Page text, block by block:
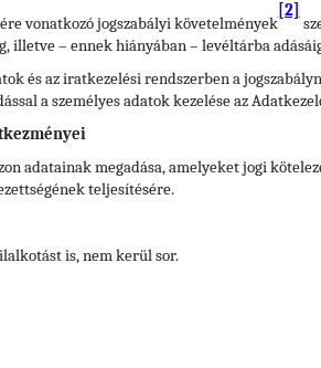
vonatkozó jogszabályi követelmények
[2]
– ennek hiányában – levéltárba
és az iratkezelési rendszerben a
a személyes adatok kezelése az
adatainak megadása, amelyeket jogi
teljesítésére.
is, nem kerül sor.